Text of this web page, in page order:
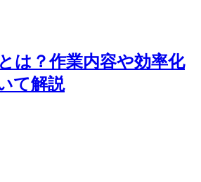
は？作業内容や効率化
て解説